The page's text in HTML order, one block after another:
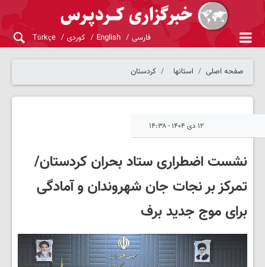
فارسی English کوردی Türkçe
صفحه اصلی استانها کردستان
۱۲ دی ۱۴۰۴ - ۱۴:۳۸
نشست اضطراری ستاد بحران کردستان/
تمرکز بر نجات جان شهروندان و آمادگی
برای موج جدید برف